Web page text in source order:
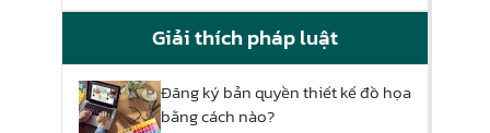
Giải thích pháp luật
Đăng ký bản quyền thiết kế đồ họa
bằng cách nào?